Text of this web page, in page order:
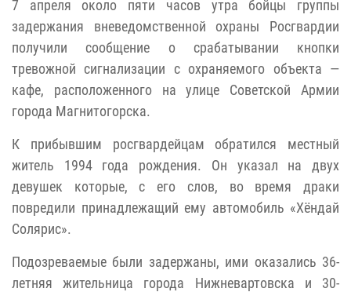
7 апреля около пяти часов утра бойцы группы
задержания вневедомственной охраны Росгвардии
получили сообщение о срабатывании кнопки
тревожной сигнализации с охраняемого объекта —
кафе, расположенного на улице Советской Армии
города Магнитогорска.
К прибывшим росгвардейцам обратился местный
житель 1994 года рождения. Он указал на двух
девушек которые, с его слов, во время драки
повредили принадлежащий ему автомобиль «Хёндай
Солярис».
Подозреваемые были задержаны, ими оказались 36-
летняя жительница города Нижневартовска и 30-